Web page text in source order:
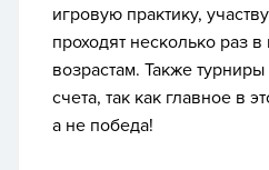
игровую практику,
проходят несколько раз
возрастам. Также
счета, так как главное в
а не победа!